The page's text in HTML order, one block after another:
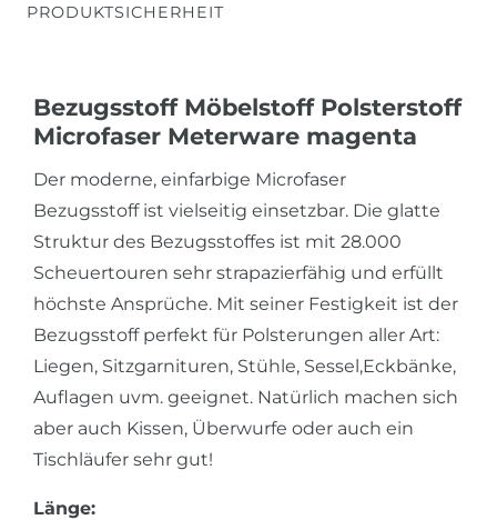
PRODUKTSICHERHEIT
Bezugsstoff Möbelstoff Polsterstoff
Microfaser Meterware magenta
Der moderne, einfarbige Microfaser
Bezugsstoff ist vielseitig einsetzbar. Die glatte
Struktur des Bezugsstoffes ist mit 28.000
Scheuertouren sehr strapazierfähig und erfüllt
höchste Ansprüche. Mit seiner Festigkeit ist der
Bezugsstoff perfekt für Polsterungen aller Art:
Liegen, Sitzgarnituren, Stühle, Sessel,Eckbänke,
Auflagen uvm. geeignet. Natürlich machen sich
aber auch Kissen, Überwurfe oder auch ein
Tischläufer sehr gut!
Länge: